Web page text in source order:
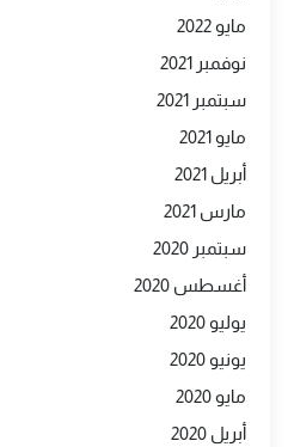
مايو 2022
نوفمبر 2021
سبتمبر 2021
مايو 2021
أبريل 2021
مارس 2021
سبتمبر 2020
أغسطس 2020
يوليو 2020
يونيو 2020
مايو 2020
أبريل 2020